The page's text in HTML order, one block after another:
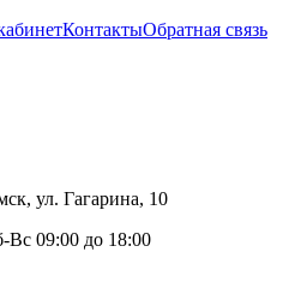
КонтактыОбратная связь
ул. Гагарина, 10
Вс 09:00 до 18:00